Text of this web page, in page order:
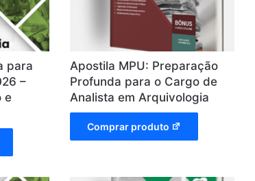
para
–
e
Apostila MPU: Preparação
Profunda para o Cargo de
Analista em Arquivologia
Comprar produto